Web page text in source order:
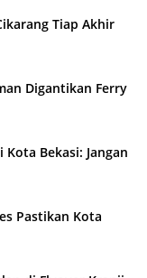
Tiap Akhir
Digantikan Ferry
Kota Bekasi: Jangan
Pastikan Kota